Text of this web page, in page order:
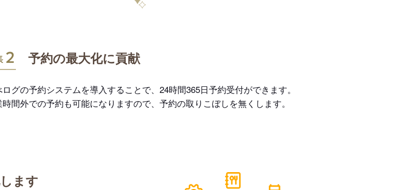
特長2
予約の最大化に貢献
グの予約システムを導入することで、24時間365日予約受付ができます。
間外での予約も可能になりますので、予約の取りこぼしを無くします。
ます